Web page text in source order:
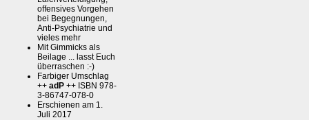
offensives Vorgehen
bei Begegnungen,
Anti-Psychiatrie und
vieles mehr
Mit Gimmicks als
Beilage ... lasst Euch
überraschen :-)
Farbiger Umschlag
++ adP ++ ISBN 978-
3-86747-078-0
Erschienen am 1.
Juli 2017